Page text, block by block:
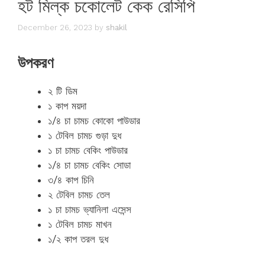
হট মিল্ক চকোলেট কেক রেসিপি
December 26, 2023 by shakil
উপকরণ
২ টি ‏ডিম
১ কাপ ‏ময়দা
১/৪ চা চামচ ‏কোকো পাউডার
১ টেবিল চামচ ‏গুড়া দুধ
১ চা চামচ ‏বেকিং পাউডার
১/৪ চা চামচ ‏বেকিং সোডা
৩/৪ কাপ ‏চিনি
২ টেবিল চামচ ‏তেল
১ চা চামচ ‏ভ্যানিলা এসেন্স
১ টেবিল চামচ ‏মাখন
১/২ কাপ ‏তরল দুধ